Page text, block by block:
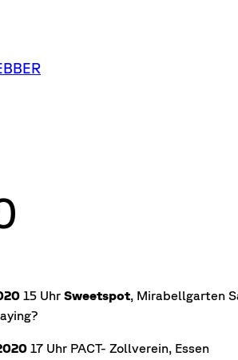
15 Uhr Sweetspot, Mirabellgarten
17 Uhr PACT- Zollverein, Essen